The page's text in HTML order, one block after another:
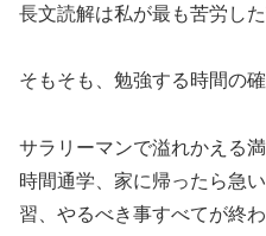
長文読解は私が最も苦労した
そもそも、勉強する時間の
サラリーマンで溢れかえる
時間通学、家に帰ったら急
習、やるべき事すべてが終